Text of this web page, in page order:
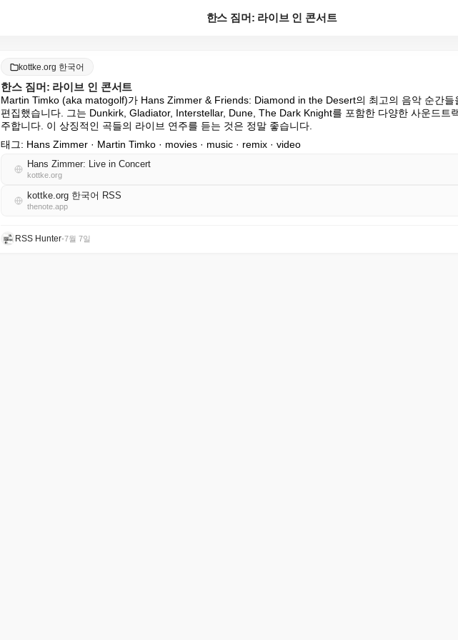
한스 짐머: 라이브 인 콘서트
kottke.org 한국어
한스 짐머: 라이브 인 콘서트
Martin Timko (aka matogolf)가 Hans Zimmer & Friends: Diamond in the Desert의 최고의 음악 순간들
편집했습니다. 그는 Dunkirk, Gladiator, Interstellar, Dune, The Dark Knight를 포함한 다양한 사운드트
주합니다. 이 상징적인 곡들의 라이브 연주를 듣는 것은 정말 좋습니다.
태그: Hans Zimmer · Martin Timko · movies · music · remix · video
Hans Zimmer: Live in Concert
kottke.org
kottke.org 한국어 RSS
thenote.app
RSS Hunter•7월 7일